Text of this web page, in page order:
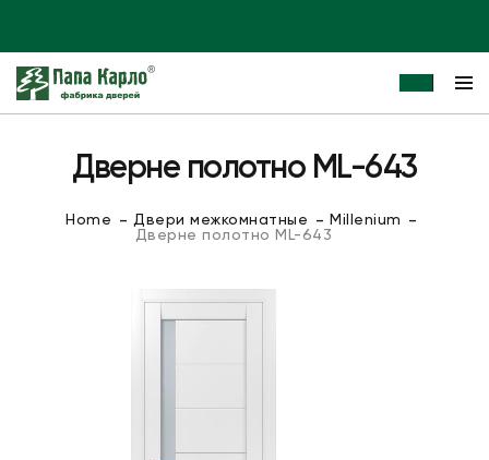
Дверне полотно ML-643
Home Двери межкомнатные
Millenium
Дверне полотно ML-643